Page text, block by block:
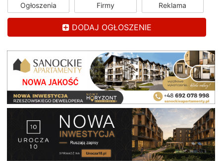
Ogłoszenia Firmy Reklama
DODAJ OGŁOSZENIE